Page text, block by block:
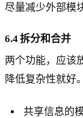
尽量减少外部模
6.4 拆分和合并
两个功能，应该
降低复杂性就好
共享信息的